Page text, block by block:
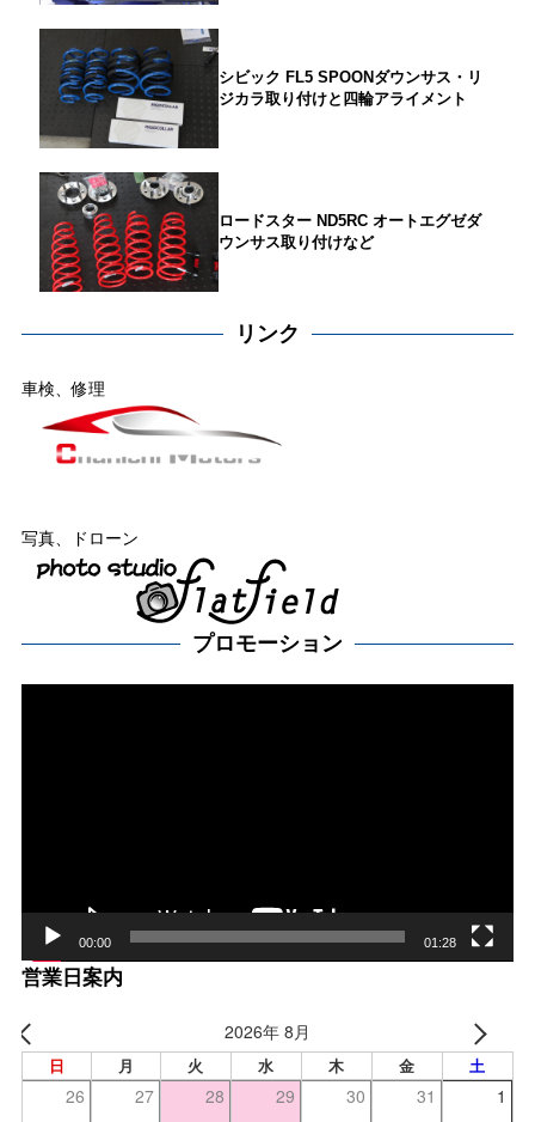
シビック FL5 SPOONダウンサス・リ
ジカラ取り付けと四輪アライメント
ロードスター ND5RC オートエグゼダ
ウンサス取り付けなど
リンク
車検、修理
写真、ドローン
プロモーション
00:00 01:28
営業日案内
2026年 8月
日 月 火 水 木 金 土
26 27 28 29 30 31 1